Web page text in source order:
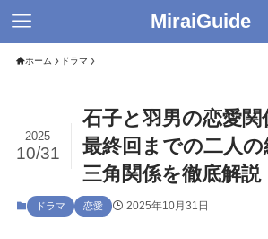
MiraiGuide
ホーム ドラマ
石子と羽男の恋愛関
最終回までの二人
三角関係を徹底解説
2025
10/31
ドラマ 恋愛 2025年10月31日